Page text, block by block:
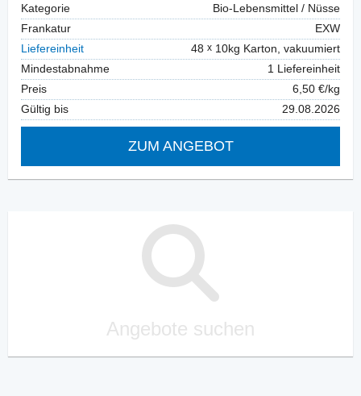
Kategorie
Bio-Lebensmittel / Nüsse
Frankatur
EXW
Liefereinheit
48
10kg Karton, vakuumiert
Mindestabnahme
1 Liefereinheit
Preis
6,50 €/kg
Gültig bis
29.08.2026
ZUM ANGEBOT
Angebote suchen